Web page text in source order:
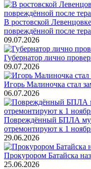
В ростовской
повреждённой после
09.07.2026
Губернатор лично
09.07.2026
Игорь Малиночка стал
06.07.2026
Повреждённый БПЛА
отремонтируют к 1
29.06.2026
Прокурором Батайска
25.06.2026